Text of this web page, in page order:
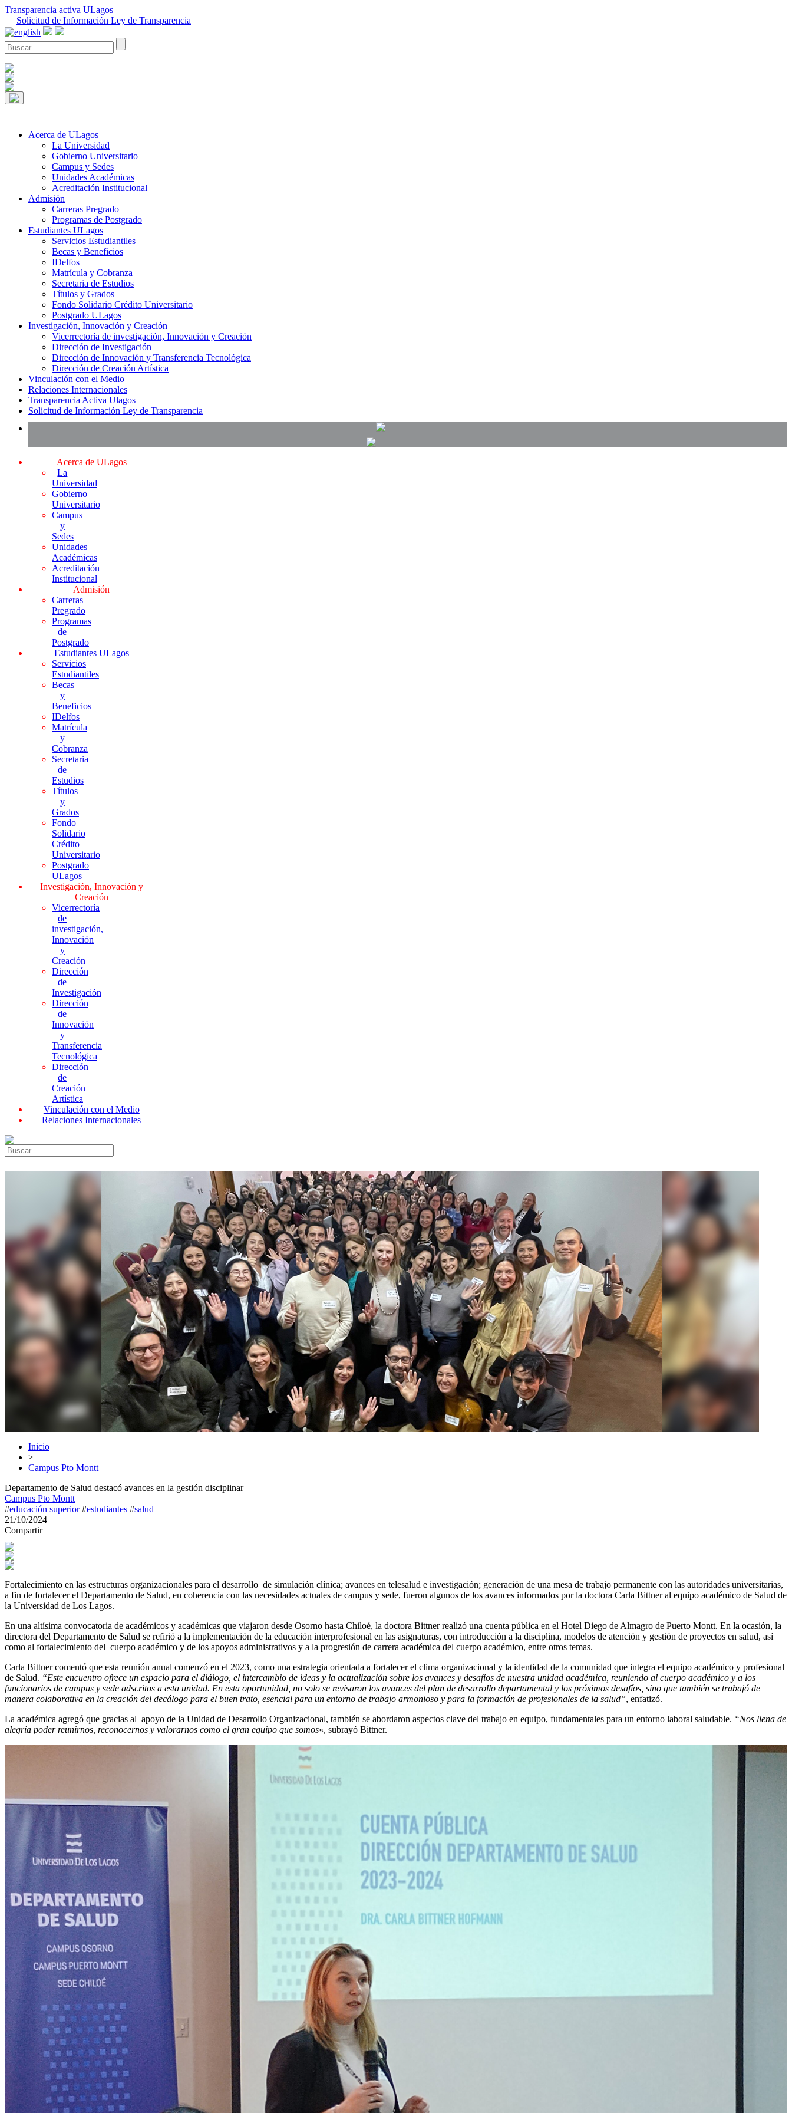
Transparencia activa ULagos
Solicitud de Información Ley de Transparencia
Acerca de ULagos
La Universidad
Gobierno Universitario
Campus y Sedes
Unidades Académicas
Acreditación Institucional
Admisión
Carreras Pregrado
Programas de Postgrado
Estudiantes ULagos
Servicios Estudiantiles
Becas y Beneficios
IDelfos
Matrícula y Cobranza
Secretaria de Estudios
Títulos y Grados
Fondo Solidario Crédito Universitario
Postgrado ULagos
Investigación, Innovación y Creación
Vicerrectoría de investigación, Innovación y Creación
Dirección de Investigación
Dirección de Innovación y Transferencia Tecnológica
Dirección de Creación Artística
Vinculación con el Medio
Relaciones Internacionales
Transparencia Activa Ulagos
Solicitud de Información Ley de Transparencia
Acerca de ULagos
La
Universidad
Gobierno
Universitario
Campus
y
Sedes
Unidades
Académicas
Acreditación
Institucional
Admisión
Carreras
Pregrado
Programas
de
Postgrado
Estudiantes ULagos
Servicios
Estudiantiles
Becas
y
Beneficios
IDelfos
Matrícula
y
Cobranza
Secretaria
de
Estudios
Títulos
y
Grados
Fondo
Solidario
Crédito
Universitario
Postgrado
ULagos
Investigación, Innovación y
Creación
Vicerrectoría
de
investigación,
Innovación
y
Creación
Dirección
de
Investigación
Dirección
de
Innovación
y
Transferencia
Tecnológica
Dirección
de
Creación
Artística
Vinculación con el Medio
Relaciones Internacionales
Inicio
>
Campus Pto Montt
Departamento de Salud destacó avances en la gestión disciplinar
Campus Pto Montt
#educación superior#estudiantes #salud
21/10/2024
Compartir
Fortalecimiento en las estructuras organizacionales para el desarrollo de simulación clínica; avances en telesalud e investigación; generación de una mesa de trabajo permanente con las autoridades universitarias,
a fin de fortalecer el Departamento de Salud, en coherencia con las necesidades actuales de campus y sede, fueron algunos de los avances informados por la doctora Carla Bittner al equipo académico de Salud de
la Universidad de Los Lagos.
En una altísima convocatoria de académicos y académicas que viajaron desde Osorno hasta Chiloé, la doctora Bittner realizó una cuenta pública en el Hotel Diego de Almagro de Puerto Montt. En la ocasión, la
directora del Departamento de Salud se refirió a la implementación de la educación interprofesional en las asignaturas, con introducción a la disciplina, modelos de atención y gestión de proyectos en salud, así
como al fortalecimiento del cuerpo académico y de los apoyos administrativos y a la progresión de carrera académica del cuerpo académico, entre otros temas.
Carla Bittner comentó que esta reunión anual comenzó en el 2023, como una estrategia orientada a fortalecer el clima organizacional y la identidad de la comunidad que integra el equipo académico y profesional
de Salud. “Este encuentro ofrece un espacio para el diálogo, el intercambio de ideas y la actualización sobre los avances y desafíos de nuestra unidad académica, reuniendo al cuerpo académico y a los
funcionarios de campus y sede adscritos a esta unidad. En esta oportunidad, no solo se revisaron los avances del plan de desarrollo departamental y los próximos desafíos, sino que también se trabajó de
manera colaborativa en la creación del decálogo para el buen trato, esencial para un entorno de trabajo armonioso y para la formación de profesionales de la salud”, enfatizó.
La académica agregó que gracias al apoyo de la Unidad de Desarrollo Organizacional, también se abordaron aspectos clave del trabajo en equipo, fundamentales para un entorno laboral saludable. “Nos llena de
alegría poder reunirnos, reconocernos y valorarnos como el gran equipo que somos«, subrayó Bittner.